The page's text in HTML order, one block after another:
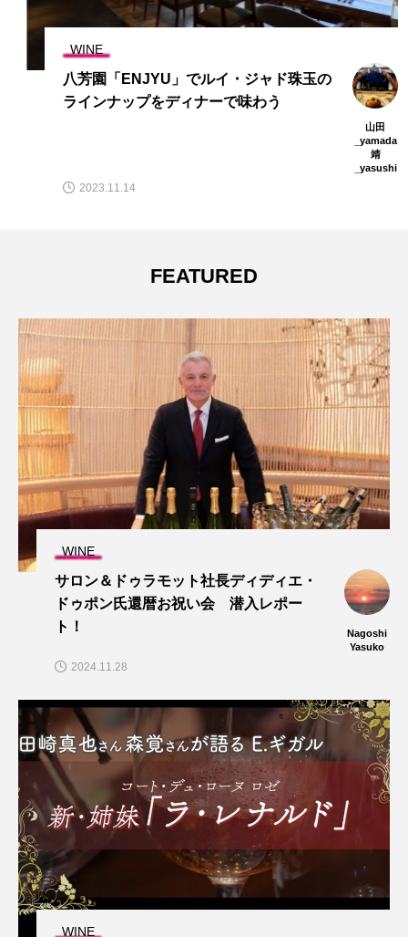
WINE
八芳園「ENJYU」でルイ・ジャド珠玉の
ラインナップをディナーで味わう
山田
_yamada
靖
_yasushi
2023.11.14
FEATURED
WINE
サロン＆ドゥラモット社長ディディエ・
ドゥポン氏還暦お祝い会 潜入レポー
ト！
Nagoshi
Yasuko
2024.11.28
WINE